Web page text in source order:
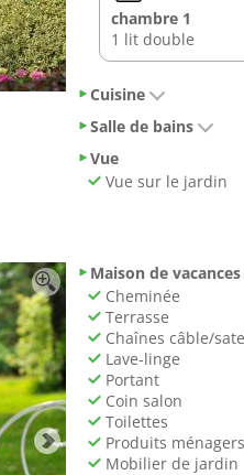
chambre 1
1 lit double
Cuisine
Salle de bains
Vue
Vue sur le jardin
Maison de vacances
Cheminée
Terrasse
Chaînes câble/
Lave-linge
Portant
Coin salon
Toilettes
Produits ménagers
Mobilier de jardin